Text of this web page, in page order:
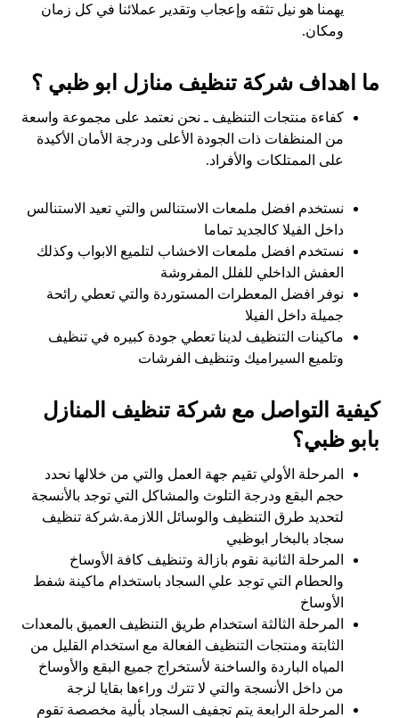
يهمنا هو نيل تثقه وإعجاب وتقدير عملائنا في كل زمان
ومكان.
ما اهداف شركة تنظيف منازل ابو ظبي ؟
كفاءة منتجات التنظيف ـ نحن نعتمد على مجموعة واسعة
من المنظفات ذات الجودة الأعلى ودرجة الأمان الأكيدة
على الممتلكات والأفراد.
نستخدم افضل ملمعات الاستنالس والتي تعيد الاستنالس
داخل الفيلا كالجديد تماما
نستخدم افضل ملمعات الاخشاب لتلميع الابواب وكذلك
العفش الداخلي للفلل المفروشة
نوفر افضل المعطرات المستوردة والتي تعطي رائحة
جميلة داخل الفيلا
ماكينات التنظيف لدينا تعطي جودة كبيره في تنظيف
وتلميع السيراميك وتنظيف الفرشات
كيفية التواصل مع شركة تنظيف المنازل
بابو ظبي؟
المرحلة الأولي تقيم جهة العمل والتي من خلالها نحدد
حجم البقع ودرجة التلوث والمشاكل التي توجد بالأنسجة
لتحديد طرق التنظيف والوسائل اللازمة.شركة تنظيف
سجاد بالبخار ابوظبي
المرحلة الثانية نقوم بازالة وتنظيف كافة الأوساخ
والحطام التي توجد علي السجاد باستخدام ماكينة شفط
الأوساخ
المرحلة الثالثة استخدام طريق التنظيف العميق بالمعدات
الثابتة ومنتجات التنظيف الفعالة مع استخدام القليل من
المياه الباردة والساخنة لأستخراج جميع البقع والأوساخ
من داخل الأنسجة والتي لا تترك وراءها بقايا لزجة
المرحلة الرابعة يتم تجفيف السجاد بألية مخصصة تقوم